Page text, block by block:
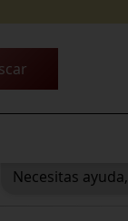
Necesitas ayuda,